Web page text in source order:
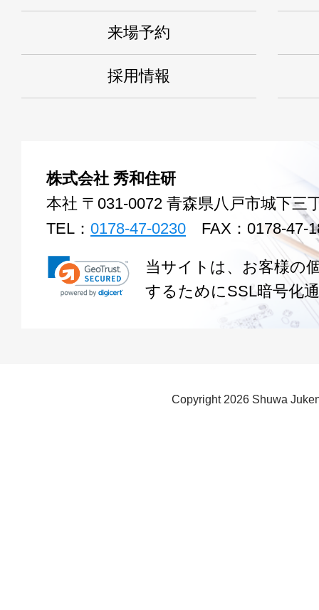
来場予約
採用情報
株式会社 秀和住研
本社 〒031-0072 青森県八戸市城下三
TEL： 0178-47-0230 FAX：0178-47-
当サイトは、お客様の
するためにSSL暗号化
Copyright 2026 Shuwa